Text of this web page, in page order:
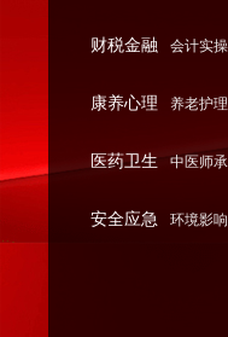
目管理师
财税金融 会计实操
证券从业资格证
康养心理 养老护
医康复理疗师
医药卫生 中医师承
业医师
安全应急 环境影